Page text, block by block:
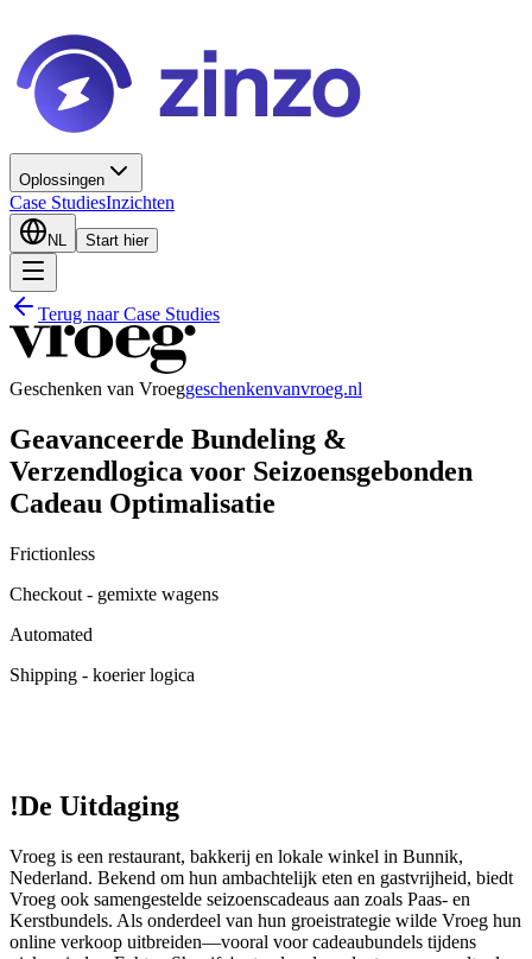
Oplossingen
Case StudiesInzichten
NL Start hier
Terug naar Case Studies
Geschenken van Vroeggeschenkenvanvroeg.nl
Geavanceerde Bundeling &
Verzendlogica voor Seizoensgebonden
Cadeau Optimalisatie
Frictionless
Checkout - gemixte wagens
Automated
Shipping - koerier logica
!De Uitdaging
Vroeg is een restaurant, bakkerij en lokale winkel in Bunnik,
Nederland. Bekend om hun ambachtelijk eten en gastvrijheid, biedt
Vroeg ook samengestelde seizoenscadeaus aan zoals Paas- en
Kerstbundels. Als onderdeel van hun groeistrategie wilde Vroeg hun
online verkoop uitbreiden—vooral voor cadeaubundels tijdens